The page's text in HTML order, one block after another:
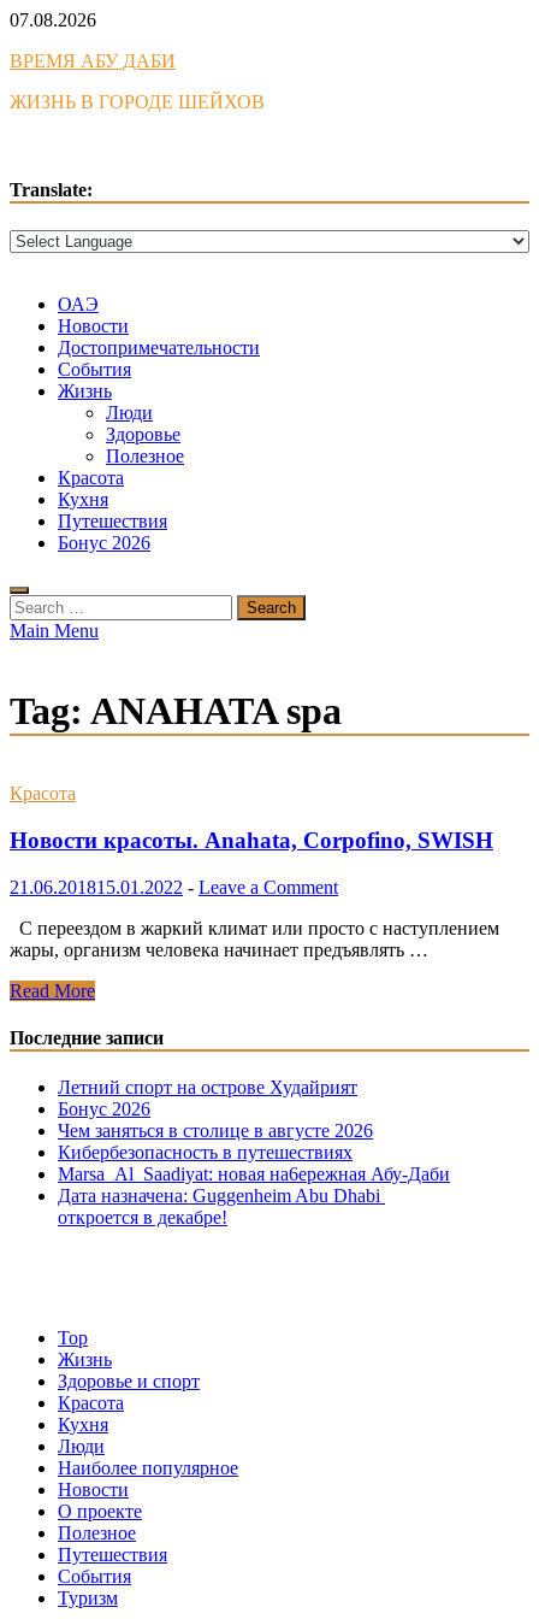
Skip
content
07.08.2026
ВРЕМЯ АБУ ДАБИ
ЖИЗНЬ В ГОРОДЕ ШЕЙХОВ
Translate:
ОАЭ
Новости
Достопримечательности
События
Жизнь
Люди
Здоровье
Полезное
Красота
Кухня
Путешествия
Бонус 2026
Search
for:
Main Menu
Tag: ANAHATA spa
Красота
Новости красоты. Anahata, Corpofino, SWISH
21.06.201815.01.2022 - Leave a Comment
С переездом в жаркий климат или просто с наступлением
жары, организм человека начинает предъявлять …
Новости
Anahata,
Corpofino,
SWISH
Read More
Последние записи
Летний спорт на острове Худайрият
Бонус 2026
Чем заняться в столице в августе 2026
Кибербезопасность в путешествиях
Marsa Al Saadiyat: новая на6ережная Абу-Даби
Дата назначена: Guggenheim Abu Dhabi
откроется в декабре!
Top
Жизнь
Здоровье и спорт
Красота
Кухня
Люди
Наиболее популярное
Новости
О проекте
Полезное
Путешествия
События
Туризм